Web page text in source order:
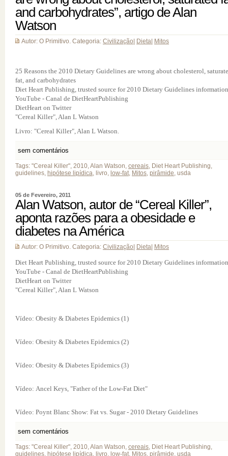
and carbohydrates”, artigo de Alan
Watson
Autor: O Primitivo. Categoria: Civilização Dieta Mitos
25 Reasons the 2010 Dietary Guidelines are wrong about cholesterol,
fat, and carbohydrates
Diet Heart Publishing, trusted source for 2010 Dietary Guidelines information
YouTube - Canal de DietHeartPublishing
DietHeart on Twitter
"Cereal Killer", Alan L Watson
Livro: "Cereal Killer", Alan L Watson.
sem comentários
Tags: "Cereal Killer", 2010, Alan Watson, cereais, Diet Heart Publishing,
guidelines, hipótese lipídica, livro, low-fat, Mitos, pirâmide, usda
05 de Fevereiro, 2011
Alan Watson, autor de “Cereal Killer”,
aponta razões para a obesidade e
diabetes na América
Autor: O Primitivo. Categoria: Civilização Dieta Mitos
Diet Heart Publishing, trusted source for 2010 Dietary Guidelines information
YouTube - Canal de DietHeartPublishing
DietHeart on Twitter
"Cereal Killer", Alan L Watson
Vídeo: Obesity & Diabetes Epidemics (1)
Vídeo: Obesity & Diabetes Epidemics (2)
Vídeo: Obesity & Diabetes Epidemics (3)
Vídeo: Ancel Keys, "Father of the Low-Fat Diet"
Vídeo: Poynt Blanc Show: Fat vs. Sugar - 2010 Dietary Guidelines
sem comentários
Tags: "Cereal Killer", 2010, Alan Watson, cereais, Diet Heart Publishing,
guidelines, hipótese lipídica, livro, low-fat, Mitos, pirâmide, usda